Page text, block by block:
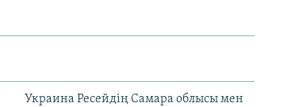
Украина Ресейдің Самара облысы мен